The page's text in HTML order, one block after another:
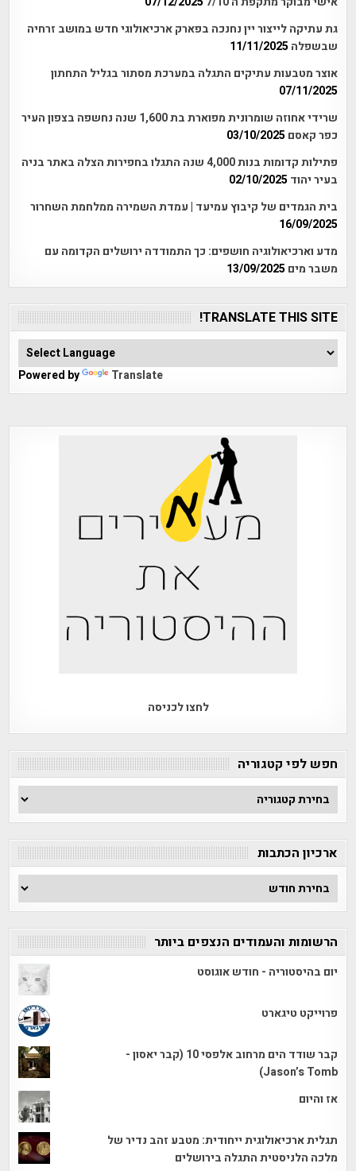
גת עתיקה לייצור יין נחנכה בפארק ארכיאולוגי חדש במושב זרחיה
שבשפלה 11/11/2025
אוצר מטבעות עתיקים התגלה במערכת מסתור בגליל התחתון
07/11/2025
שרידי אחוזה שומרונית מפוארת בת 1,600 שנה נחשפה בצפון העיר
כפר קאסם 03/10/2025
פתילות קדומות בנות 4,000 שנה התגלו בחפירות הצלה באתר בניה
בעיר יהוד 02/10/2025
בית הגמדים של קיבוץ עמיעד | עמדת השמירה ממלחמת השחרור
16/09/2025
מדע וארכיאולוגיה חושפים: כך התמודדה ירושלים הקדומה עם
משבר מים 13/09/2025
TRANSLATE THIS SITE!
Powered by Translate
לחצו לכניסה
חפש לפי קטגוריה
חפש
לפי
קטגוריה
ארכיון הכתבות
ארכיון
הכתבות
הרשומות והעמודים הנצפים ביותר
יום בהיסטוריה - חודש אוגוסט
פרוייקט טיגארט
קבר שודד הים מרחוב אלפסי 10 (קבר יאסון -
Jason’s Tomb)
אז והיום
תגלית ארכיאולוגית ייחודית: מטבע זהב נדיר של
מלכה הלניסטית התגלה בירושלים